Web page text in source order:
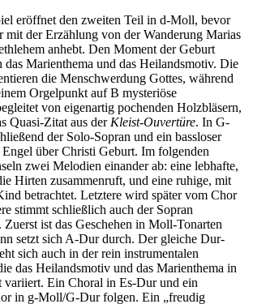
eröffnet den zweiten Teil in d-Moll, bevor
der Erzählung von der Wanderung Marias
anhebt. Den Moment der Geburt
Marienthema und das Heilandsmotiv. Die
die Menschwerdung Gottes, während
Orgelpunkt auf B mysteriöse
von eigenartig pochenden Holzbläsern,
Quasi-Zitat aus der Kleist-Ouvertüre. In G-
der Solo-Sopran und ein bassloser
über Christi Geburt. Im folgenden
zwei Melodien einander ab: eine lebhafte,
Hirten zusammenruft, und eine ruhige, mit
betrachtet. Letztere wird später vom Chor
stimmt schließlich auch der Sopran
ist das Geschehen in Moll-Tonarten
setzt sich A-Dur durch. Der gleiche Dur-
sich auch in der rein instrumentalen
das Heilandsmotiv und das Marienthema in
variiert. Ein Choral in Es-Dur und ein
in g-Moll/G-Dur folgen. Ein „freudig